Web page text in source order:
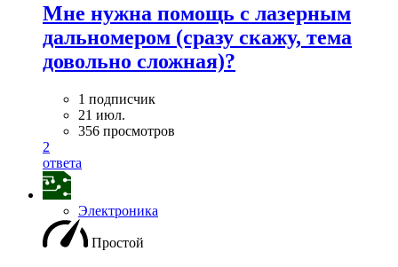
Мне нужна помощь с лазерным
дальномером (сразу скажу, тема
довольно сложная)?
1 подписчик
21 июл.
356 просмотров
2
ответа
Электроника
Простой